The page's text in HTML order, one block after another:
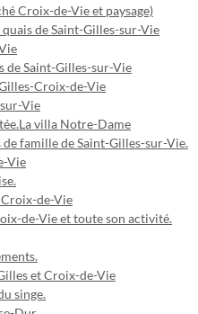
Croix-de-Vie et paysage)
quais de Saint-Gilles-sur-Vie
de Saint-Gilles-sur-Vie
Croix-de-Vie
Vie
La villa Notre-Dame
de famille de Saint-Gilles-sur-Vie.
Vie
Croix-de-Vie
de-Vie et toute son activité.
et Croix-de-Vie
singe.